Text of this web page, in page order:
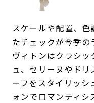
スケールや配置、
たチェックが今季の
ヴィトンはクラシ
ュ、セリーヌやド
ーフをスタイリッ
ォンでロマンティ